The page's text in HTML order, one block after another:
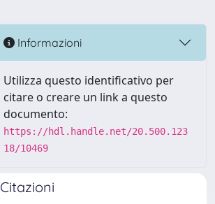
Informazioni
Utilizza questo identificativo per
citare o creare un link a questo
documento:
https://hdl.handle.net/20.500.123
18/10469
Citazioni